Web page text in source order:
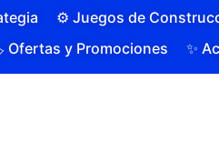
⚙️ Juegos de
y Promociones ✨